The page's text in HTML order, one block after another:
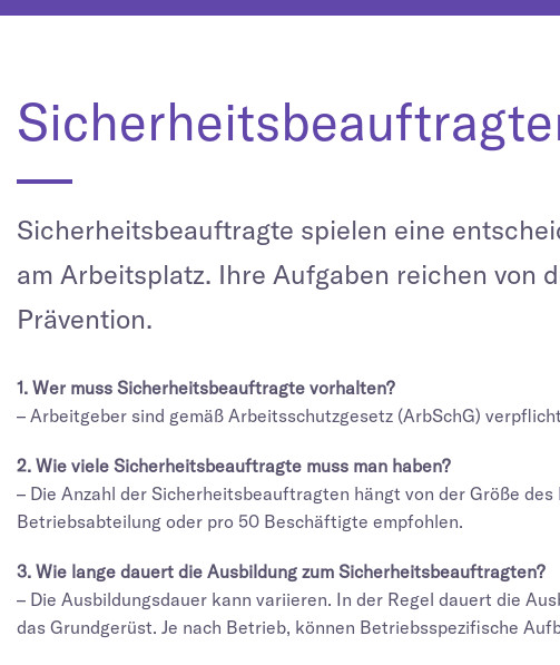
Sicherheitsbeauftragte spielen eine
am Arbeitsplatz. Ihre Aufgaben reichen von
Prävention.
1. Wer muss Sicherheitsbeauftragte vorhalten?
– Arbeitgeber sind gemäß Arbeitsschutzgesetz (ArbSchG)
2. Wie viele Sicherheitsbeauftragte muss man haben?
– Die Anzahl der Sicherheitsbeauftragten hängt von der Größe
Betriebsabteilung oder pro 50 Beschäftigte empfohlen.
3. Wie lange dauert die Ausbildung zum Sicherheitsbeauftragten?
– Die Ausbildungsdauer kann variieren. In der Regel dauert die
das Grundgerüst. Je nach Betrieb, können Betriebsspezifische